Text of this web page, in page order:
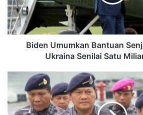
Biden Umumkan Bantuan
Ukraina Senilai Satu